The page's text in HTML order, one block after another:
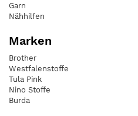
Garn
Nähhilfen
Marken
Brother
Westfalenstoffe
Tula Pink
Nino Stoffe
Burda